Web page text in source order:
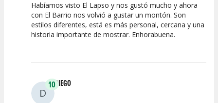
10
Calidad del
Espectáculo
10
Puesta en
Escena
10
Interpretación
artística
Habíamos visto El Lapso y nos gustó mucho y ahora
con El Barrio nos volvió a gustar un montón. Son
estilos diferentes, está es más personal, cercana y una
historia importante de mostrar. Enhorabuena.
D
10DIEGO